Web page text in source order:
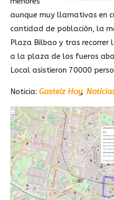
aunque muy llamativas en
cantidad de población, la
Plaza Bilbao y tras recorrer
a la plaza de los fueros
Local asistieron 70000
Noticia: Gasteiz Hoy,